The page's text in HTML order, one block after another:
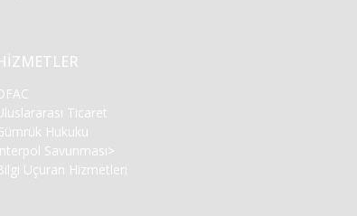
Ticaret
Hukuku
Savunması>
Uçuran Hizmetleri